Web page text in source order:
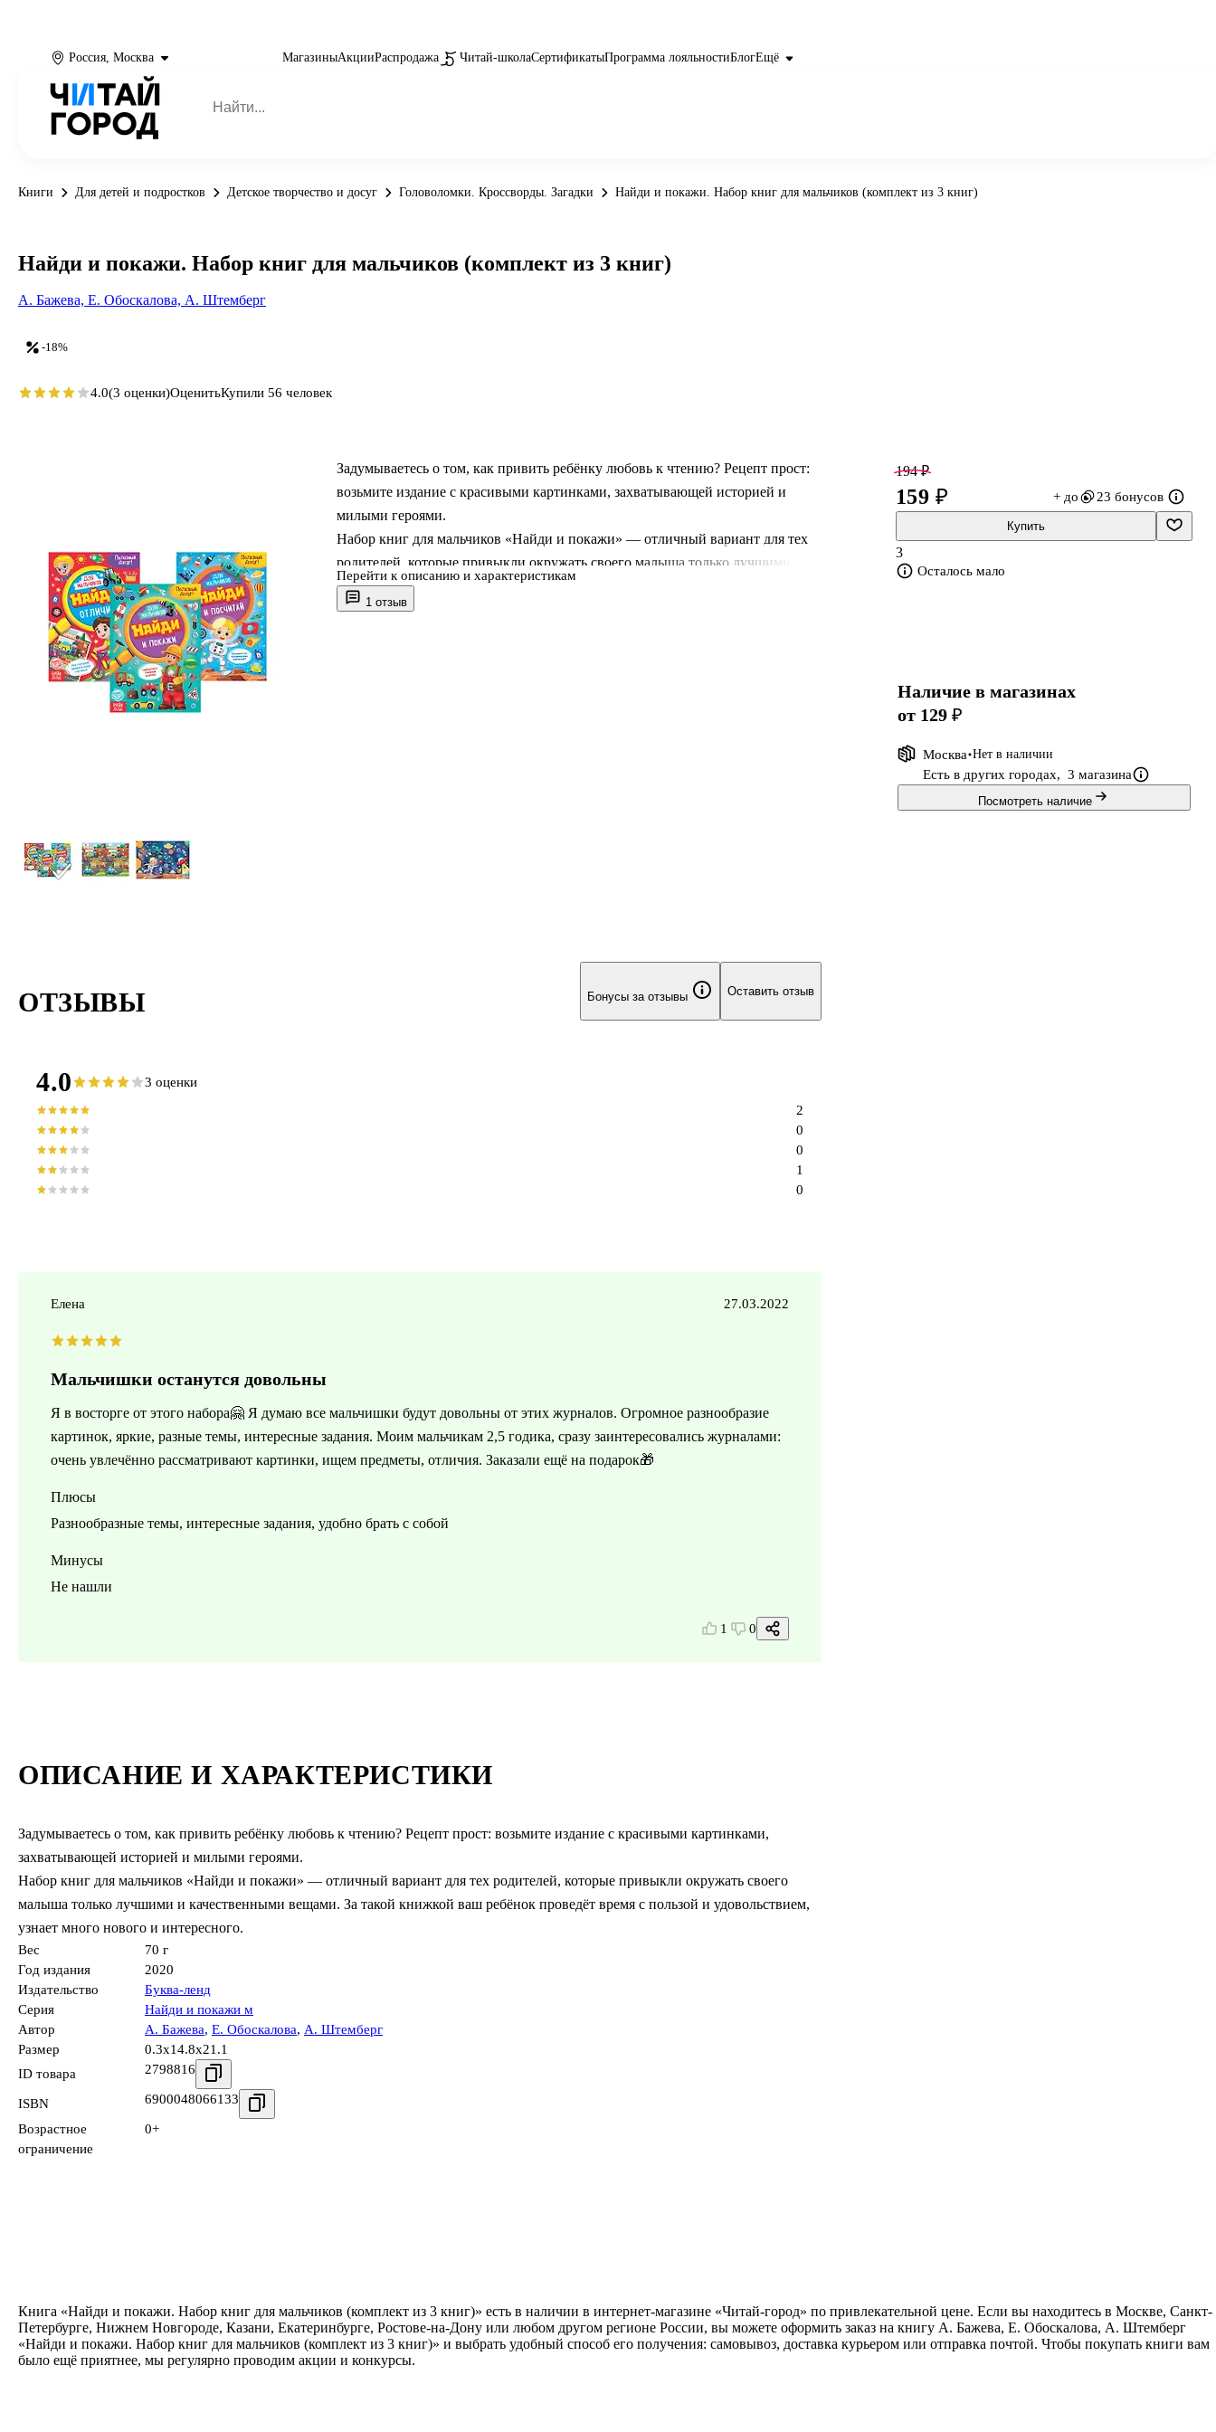
Россия, Москва МагазиныАкцииРаспродажа Читай-школаСертификатыПрограмма лояльностиБлогЕщё
Книги Для детей и подростков Детское творчество и досуг Головоломки. Кроссворды. Загадки Найди и покажи. Набор книг для мальчиков (комплект из 3 книг)
1 отзыв
Задумываетесь о том, как привить ребёнку любовь к чтению? Рецепт прост:
возьмите издание с красивыми картинками, захватывающей историей и
милыми героями.
Набор книг для мальчиков «Найди и покажи» — отличный вариант для тех
родителей, которые привыкли окружать своего малыша только лучшими и
качественными вещами. За такой книжкой ваш ребёнок проведёт время с
пользой и удовольствием, узнает много нового и интересного.
Перейти к описанию и характеристикам
-18%
Найди и покажи. Набор книг для мальчиков (комплект из 3 книг)
А. Бажева, Е. Обоскалова, А. Штемберг
4.0(3 оценки)ОценитьКупили 56 человек
194 ₽
159 ₽ + до 23 бонусов
Купить
3
Осталось мало
Наличие в магазинах
от 129 ₽
Москва Нет в наличии
Есть в других городах, 3 магазина
Посмотреть наличие
ОПИСАНИЕ И ХАРАКТЕРИСТИКИ
Задумываетесь о том, как привить ребёнку любовь к чтению? Рецепт прост: возьмите издание с красивыми картинками,
захватывающей историей и милыми героями.
Набор книг для мальчиков «Найди и покажи» — отличный вариант для тех родителей, которые привыкли окружать своего
малыша только лучшими и качественными вещами. За такой книжкой ваш ребёнок проведёт время с пользой и удовольствием,
узнает много нового и интересного.
Вес
70 г
Год издания
2020
Издательство
Буква-ленд
Серия
Найди и покажи м
Автор
А. Бажева, Е. Обоскалова, А. Штемберг
Размер
0.3x14.8x21.1
ID товара
2798816
ISBN 6900048066133
Возрастное
ограничение
0+
ОТЗЫВЫ Бонусы за отзывы Оставить отзыв
4.0 3 оценки
0
1
0
0
2
Елена 27.03.2022
Мальчишки останутся довольны
Я в восторге от этого набора🤗 Я думаю все мальчишки будут довольны от этих журналов. Огромное разнообразие
картинок, яркие, разные темы, интересные задания. Моим мальчикам 2,5 годика, сразу заинтересовались журналами:
очень увлечённо рассматривают картинки, ищем предметы, отличия. Заказали ещё на подарок🎁
Плюсы
Разнообразные темы, интересные задания, удобно брать с собой
Минусы
Не нашли
1 0
Книга «Найди и покажи. Набор книг для мальчиков (комплект из 3 книг)» есть в наличии в интернет-магазине «Читай-город» по привлекательной цене. Если вы находитесь в Москве, Санкт-
Петербурге, Нижнем Новгороде, Казани, Екатеринбурге, Ростове-на-Дону или любом другом регионе России, вы можете оформить заказ на книгу А. Бажева, Е. Обоскалова, А. Штемберг
«Найди и покажи. Набор книг для мальчиков (комплект из 3 книг)» и выбрать удобный способ его получения: самовывоз, доставка курьером или отправка почтой. Чтобы покупать книги вам
было ещё приятнее, мы регулярно проводим акции и конкурсы.